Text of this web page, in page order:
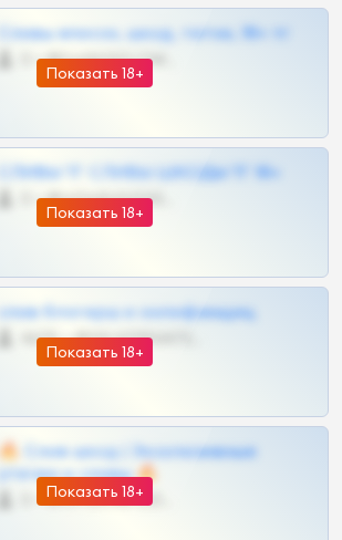
Показать 18+
Сливы вписок, шкод, теток, 18+ тг
0 •
Показать 18+
СЛИВЫ ТГ СЛИВЫ ШКОДЫ ТГ 18+
0 •
Показать 18+
слив блогерш и онлифанщиц
4675 •
Показать 18+
🔥 Слив шкод | Эксклюзивные
утечки и сливы 🔥
0 •